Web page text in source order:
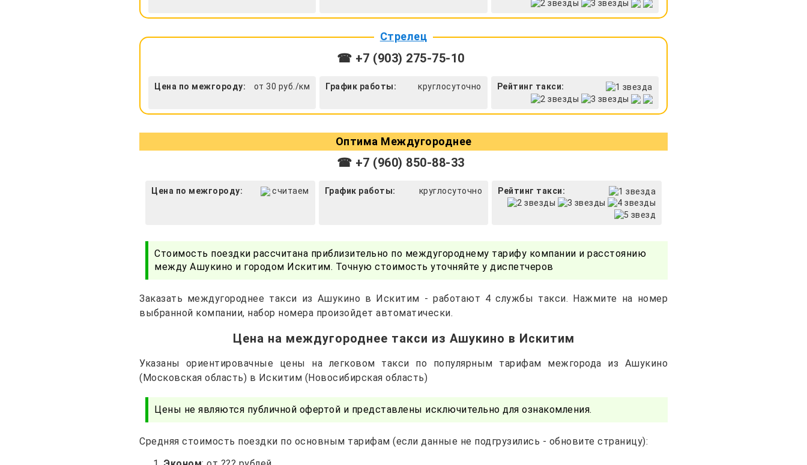
Стрелец
☎ +7 (903) 275-75-10
Цена по межгороду: от 30 руб./км График работы: круглосуточно Рейтинг такси:
Оптима Междугороднее
☎ +7 (960) 850-88-33
Цена по межгороду: считаем График работы: круглосуточно Рейтинг такси:
Стоимость поездки рассчитана приблизительно по междугороднему тарифу компании и расстоянию
между Ашукино и городом Искитим. Точную стоимость уточняйте у диспетчеров
Заказать междугороднее такси из Ашукино в Искитим - работают 4 службы такси. Нажмите на номер
выбранной компании, набор номера произойдет автоматически.
Цена на междугороднее такси из Ашукино в Искитим
Указаны ориентировачные цены на легковом такси по популярным тарифам межгорода из Ашукино
(Московская область) в Искитим (Новосибирская область)
Цены не являются публичной офертой и представлены исключительно для ознакомления.
Средняя стоимость поездки по основным тарифам (если данные не подгрузились - обновите страницу):